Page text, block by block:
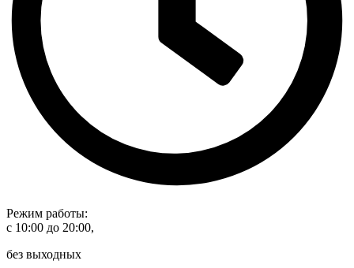
Режим работы:
с 10:00 до 20:00,
без выходных